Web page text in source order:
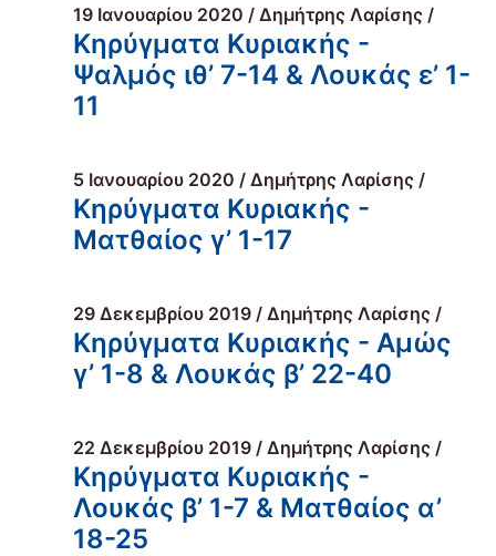
19 Ιανουαρίου 2020 / Δημήτρης Λαρίσης /
Κηρύγματα Κυριακής -
Ψαλμός ιθ’ 7-14 & Λουκάς ε’ 1-
11
5 Ιανουαρίου 2020 / Δημήτρης Λαρίσης /
Κηρύγματα Κυριακής -
Ματθαίος γ’ 1-17
29 Δεκεμβρίου 2019 / Δημήτρης Λαρίσης /
Κηρύγματα Κυριακής - Αμώς
γ’ 1-8 & Λουκάς β’ 22-40
22 Δεκεμβρίου 2019 / Δημήτρης Λαρίσης /
Κηρύγματα Κυριακής -
Λουκάς β’ 1-7 & Ματθαίος α’
18-25